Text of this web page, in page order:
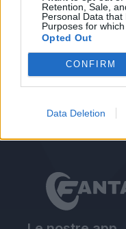
Retention, Sale,
Personal Data
Purposes for
Opted Out
CONFIRM
Data Deletion
Autore
Gianmarco